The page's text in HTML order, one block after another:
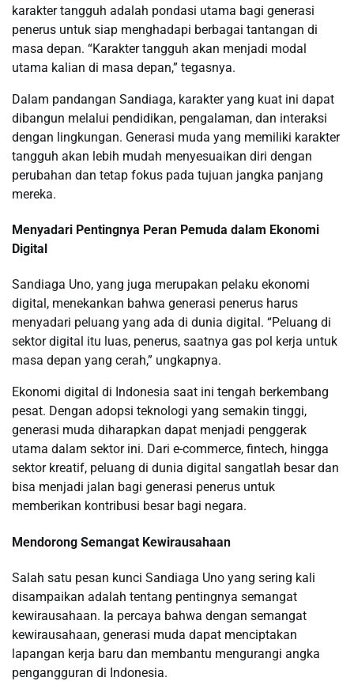
karakter tangguh adalah pondasi utama bagi generasi
penerus untuk siap menghadapi berbagai tantangan di
masa depan. “Karakter tangguh akan menjadi modal
utama kalian di masa depan,” tegasnya.
Dalam pandangan Sandiaga, karakter yang kuat ini dapat
dibangun melalui pendidikan, pengalaman, dan interaksi
dengan lingkungan. Generasi muda yang memiliki karakter
tangguh akan lebih mudah menyesuaikan diri dengan
perubahan dan tetap fokus pada tujuan jangka panjang
mereka.
Menyadari Pentingnya Peran Pemuda dalam Ekonomi
Digital
Sandiaga Uno, yang juga merupakan pelaku ekonomi
digital, menekankan bahwa generasi penerus harus
menyadari peluang yang ada di dunia digital. “Peluang di
sektor digital itu luas, penerus, saatnya gas pol kerja untuk
masa depan yang cerah,” ungkapnya.
Ekonomi digital di Indonesia saat ini tengah berkembang
pesat. Dengan adopsi teknologi yang semakin tinggi,
generasi muda diharapkan dapat menjadi penggerak
utama dalam sektor ini. Dari e-commerce, fintech, hingga
sektor kreatif, peluang di dunia digital sangatlah besar dan
bisa menjadi jalan bagi generasi penerus untuk
memberikan kontribusi besar bagi negara.
Mendorong Semangat Kewirausahaan
Salah satu pesan kunci Sandiaga Uno yang sering kali
disampaikan adalah tentang pentingnya semangat
kewirausahaan. Ia percaya bahwa dengan semangat
kewirausahaan, generasi muda dapat menciptakan
lapangan kerja baru dan membantu mengurangi angka
pengangguran di Indonesia.